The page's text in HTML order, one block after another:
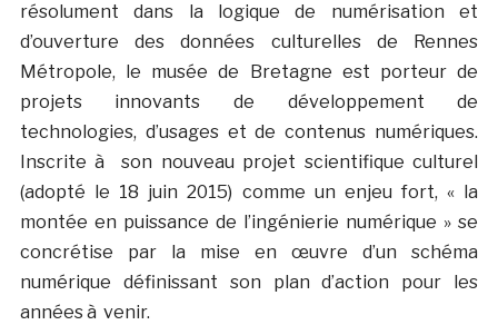
résolument dans la logique de numérisation et
d’ouverture des données culturelles de Rennes
Métropole, le musée de Bretagne est porteur de
projets innovants de développement de
technologies, d’usages et de contenus numériques.
Inscrite à son nouveau projet scientifique culturel
(adopté le 18 juin 2015) comme un enjeu fort, « la
montée en puissance de l’ingénierie numérique » se
concrétise par la mise en œuvre d’un schéma
numérique définissant son plan d’action pour les
années à venir.